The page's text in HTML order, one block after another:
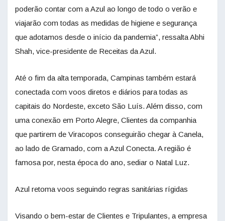
poderão contar com a Azul ao longo de todo o verão e
viajarão com todas as medidas de higiene e segurança
que adotamos desde o início da pandemia”, ressalta Abhi
Shah, vice-presidente de Receitas da Azul.
Até o fim da alta temporada, Campinas também estará
conectada com voos diretos e diários para todas as
capitais do Nordeste, exceto São Luís. Além disso, com
uma conexão em Porto Alegre, Clientes da companhia
que partirem de Viracopos conseguirão chegar à Canela,
ao lado de Gramado, com a Azul Conecta. A região é
famosa por, nesta época do ano, sediar o Natal Luz.
Azul retoma voos seguindo regras sanitárias rígidas
Visando o bem-estar de Clientes e Tripulantes, a empresa